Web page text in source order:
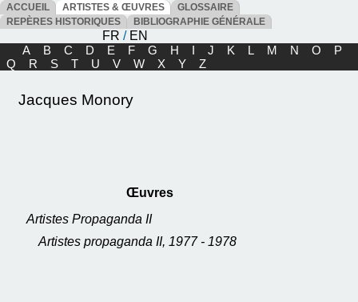
ACCUEIL ARTISTES & ŒUVRES
GLOSSAIRE
REPÈRES HISTORIQUES
BIBLIOGRAPHIE GÉNÉRALE
FR / EN
A
B C D E F G H I J K L M N O
P
Q
R S T U V W X Y Z